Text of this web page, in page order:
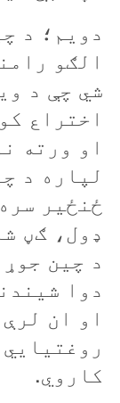
دويم؛ د
الګو
شي چې د
اختراع
او ورته
لپاره د
ځنځير
ډول، ګڼ
د چين
دوا
او ان
کاروي.